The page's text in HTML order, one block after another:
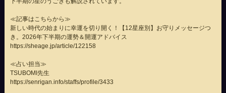
≪記事はこちらから≫
新しい時代の始まりに幸運を切り開く！【12星座別】お守りメッセージつ
き。2026年下半期の運勢＆開運アドバイス
https://sheage.jp/article/122158
≪占い担当≫
TSUBOMI先生
https://senrigan.info/staffs/profile/3433